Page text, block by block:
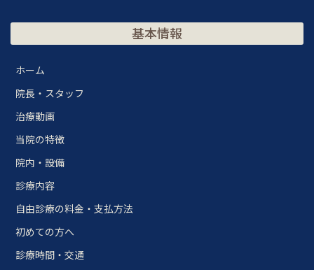
基本情報
ホーム
院長・スタッフ
治療動画
当院の特徴
院内・設備
診療内容
自由診療の料金・支払方法
初めての方へ
診療時間・交通